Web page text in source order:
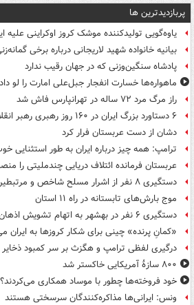
پربازدیدترین ها
یاوه‌گویی تولیدکننده موشک کروز اوکراینی علیه
بیانیه خانواده شهید لاریجانی درباره برخی
پادشاه سنگین‌وزنی که در جهان رقیب ندارد
ماهواره‌ها خسارت انفجار جبل‌علی امارت را لو
راز مرگ مرد ۷۲ ساله در تهرانپارس فاش شد
۶ دستاورد بزرگ ایران در ۱۶۰ روز رهبری رهبر انقلاب
دشان از دست عربستان فرار کرد
ترامپ: همه چیز درباره ایران به طور استثنایی
عربستان فرمانده ائتلاف دریایی چندملیتی را
دستگیری ۸ نفر از اشرار مسلح شاخص و مرتبطین گروهک های تروریستی
موج بارش‌های تابستانه در راه ۱۱ استان
دستگیری ۶ نفر در بهشهر به اتهام تشویش اذهان عمومی
«کمانِ پرنده» چینی برای شکار کروزها به ایران
درگیری لفظی ترامپ و هگزث بر سر کمبود
۸۰۰ سازۀ آمریکایی خاکستر شد
خود فروخته‌ها چطور با موساد همکاری می‌کردند؟
ونس: ایرانی‌ها مذاکره‌کنندگان سرسختی هستند